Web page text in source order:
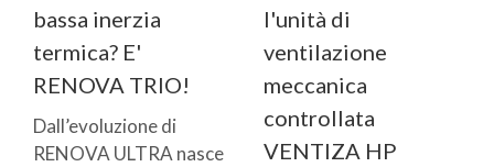
bassa inerzia
termica? E'
RENOVA TRIO!
Dall’evoluzione di
RENOVA ULTRA nasce
l'unità di
ventilazione
meccanica
controllata
VENTIZA HP